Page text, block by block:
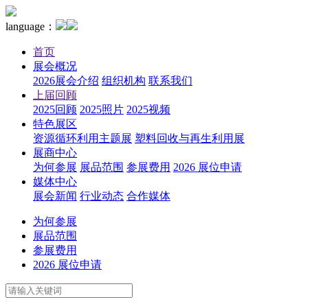
language：
首页
展会概况
2026展会介绍 组织机构 联系我们
上届回顾
2025回顾 2025照片 2025视频
特色展区
资源循环利用主题展 塑料回收与再生利用展
展商中心
为何参展 展品范围 参展费用 2026 展位申请
媒体中心
展会新闻 行业动态 合作媒体
为何参展
展品范围
参展费用
2026 展位申请